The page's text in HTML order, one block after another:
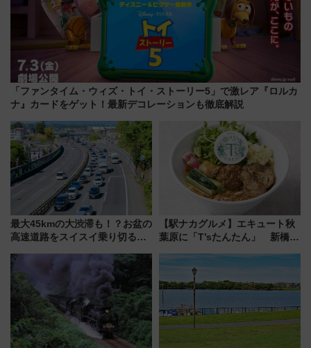
「ファンタイム・ウィズ・トイ・ストーリー5」で激レア『ロルカ
ナ』カードをゲット！最新デコレーションも徹底解説
最大45kmの大渋滞も！？お盆の
高速道路をスイスイ乗り切る快
【駅ナカグルメ】エキュート秋
葉原に「T’sたんたん」 新橋に
饅」、オムライス専門店「肉と
たまご」新グルメ続々登場！
【2026年8月】